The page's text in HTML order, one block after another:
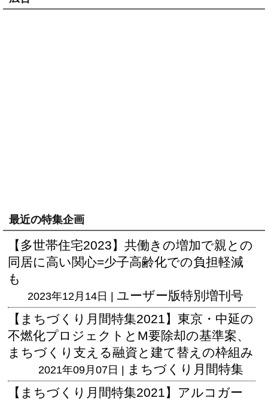
最近の特集企画
【多世帯住宅2023】共働きの増加で親との
同居に高い関心=少子高齢化での負担軽減
も
2023年12月14日 | ユーザー版特別増刊号
【まちづくり月間特集2021】東京・中延の
不燃化プロジェクトとM要除却の基準案、
まちづくり支える融資と建て替えの枠組み
2021年09月07日 | まちづくり月間特集
【まちづくり月間特集2021】アルコガー